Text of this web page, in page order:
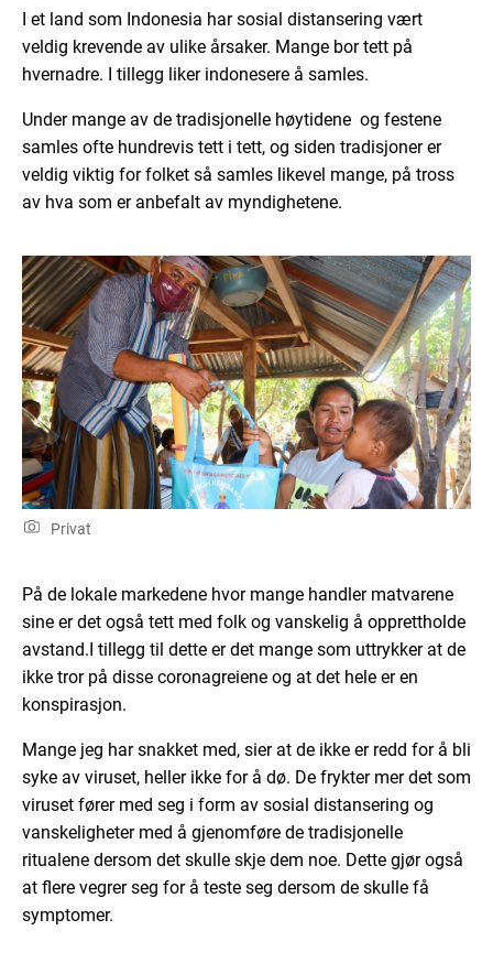
I et land som Indonesia har sosial distansering vært
veldig krevende av ulike årsaker. Mange bor tett på
hvernadre. I tillegg likerindonesere å samles.
Under mange av de tradisjonelle høytidene og festene
samles ofte hundrevis tett i tett, og siden tradisjoner er
veldig viktig for folket så samles likevel mange, på tross
av hva som er anbefalt av myndighetene.
Privat
På de lokale markedene hvor mange handler matvarene
sine er det også tett med folk og vanskelig å opprettholde
avstand.I tillegg til dette er det mange som uttrykker at de
ikke tror på disse coronagreiene og at det hele er en
konspirasjon.
Mange jeg har snakket med, sier at de ikke er redd for å bli
syke av viruset, heller ikke for å dø. De frykter mer det som
viruset fører med seg i form av sosial distansering og
vanskeligheter med å gjenomføre de tradisjonelle
ritualene dersom det skulle skje dem noe. Dette gjør også
at flere vegrer seg for å teste seg dersom de skulle få
symptomer.